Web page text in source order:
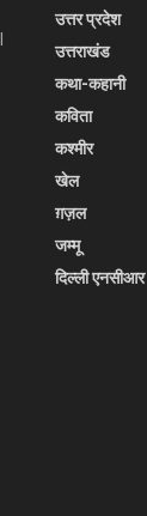
उत्तर प्रदेश
उत्तराखंड
कथा-कहानी
कविता
कश्मीर
खेल
ग़ज़ल
जम्मू
दिल्ली एनसीआर